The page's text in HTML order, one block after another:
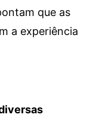
que as
a experiência